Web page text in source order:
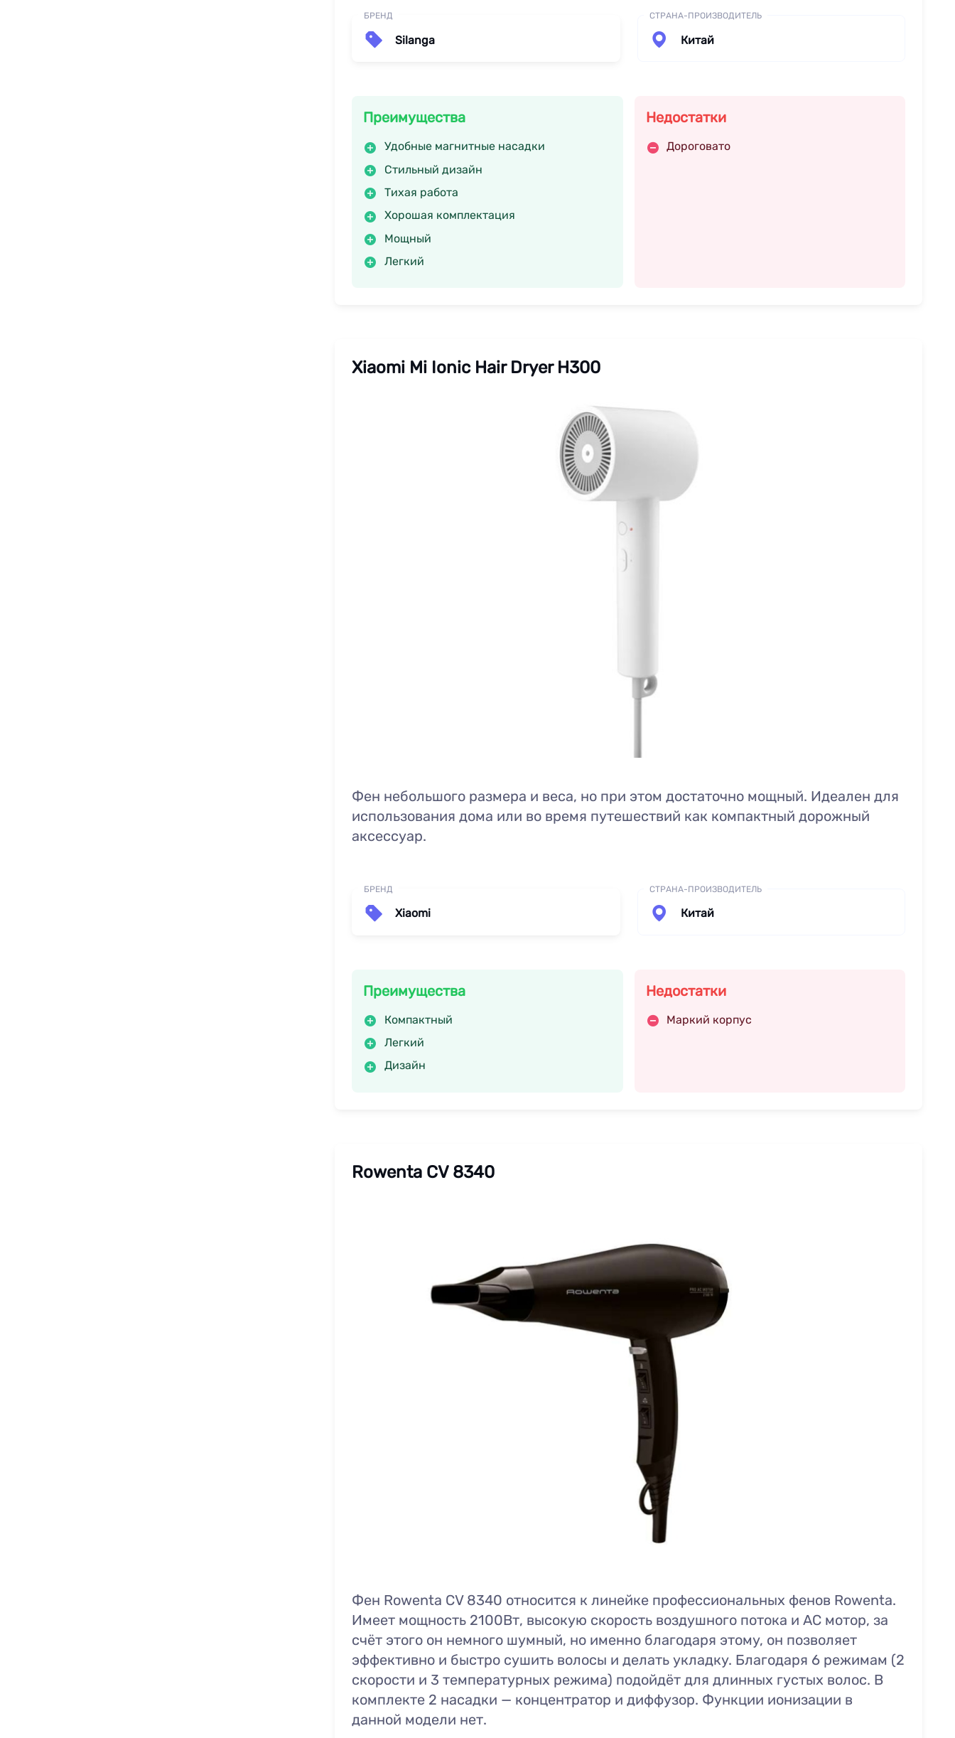
БРЕНД
Silanga
СТРАНА-ПРОИЗВОДИТЕЛЬ
Китай
Преимущества
Удобные магнитные насадки
Стильный дизайн
Тихая работа
Хорошая комплектация
Мощный
Легкий
Недостатки
Дороговато
Xiaomi Mi Ionic Hair Dryer H300
Фен небольшого размера и веса, но при этом достаточно мощный. Идеален для
использования дома или во время путешествий как компактный дорожный
аксессуар.
БРЕНД
Xiaomi
СТРАНА-ПРОИЗВОДИТЕЛЬ
Китай
Преимущества
Компактный
Легкий
Дизайн
Недостатки
Маркий корпус
Rowenta CV 8340
Фен Rowenta CV 8340 относится к линейке профессиональных фенов Rowenta.
Имеет мощность 2100Вт, высокую скорость воздушного потока и АС мотор, за
счёт этого он немного шумный, но именно благодаря этому, он позволяет
эффективно и быстро сушить волосы и делать укладку. Благодаря 6 режимам (2
скорости и 3 температурных режима) подойдёт для длинных густых волос. В
комплекте 2 насадки — концентратор и диффузор. Функции ионизации в
данной модели нет.